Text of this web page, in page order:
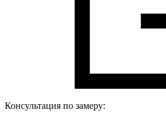
Консультация по замеру: